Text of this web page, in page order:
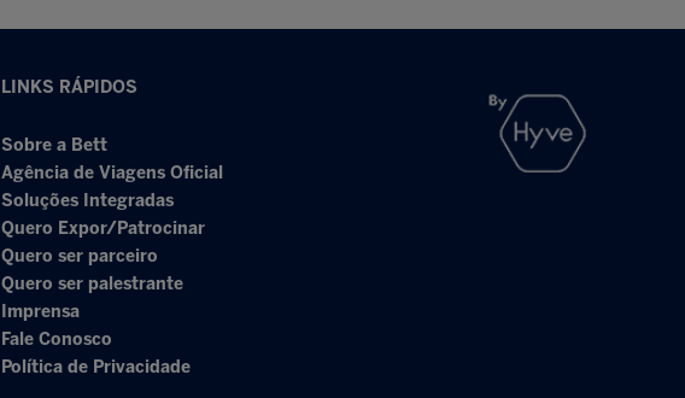
LINKS RÁPIDOS
Sobre a Bett
Agência de Viagens Oficial
Soluções Integradas
Quero Expor/Patrocinar
Quero ser parceiro
Quero ser palestrante
Imprensa
Fale Conosco
Política de Privacidade